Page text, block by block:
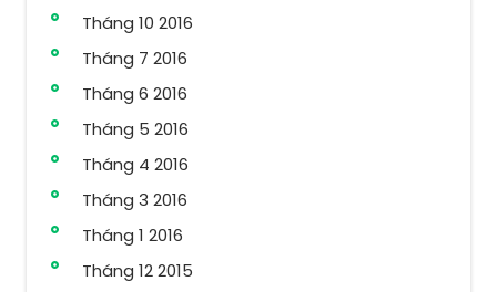
Tháng 10 2016
Tháng 7 2016
Tháng 6 2016
Tháng 5 2016
Tháng 4 2016
Tháng 3 2016
Tháng 1 2016
Tháng 12 2015